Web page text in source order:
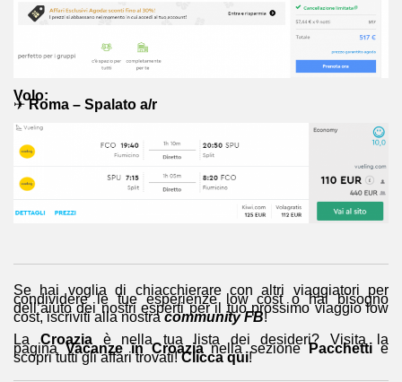
Volo:
✈Roma – Spalato a/r
Se hai voglia di chiacchierare con altri viaggiatori per
condividere le tue esperienze low cost o hai bisogno
dell’aiuto dei nostri esperti per il tuo prossimo viaggio low
cost, iscriviti alla nostracommunity FB!
LaCroaziaè nella tua lista dei desideri? Visita la
paginaVacanze in Croazianella sezionePacchettie
scopri tutti gli affari trovati!Clicca qui!